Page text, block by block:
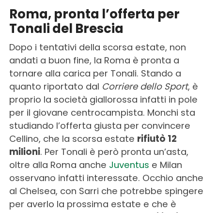
Roma, pronta l’offerta per
Tonali del Brescia
Dopo i tentativi della scorsa estate, non
andati a buon fine, la Roma è pronta a
tornare alla carica per Tonali. Stando a
quanto riportato dal Corriere dello Sport, è
proprio la società giallorossa infatti in pole
per il giovane centrocampista. Monchi sta
studiando l’offerta giusta per convincere
Cellino, che la scorsa estate rifiutò 12
milioni. Per Tonali è però pronta un’asta,
oltre alla Roma anche Juventus e Milan
osservano infatti interessate. Occhio anche
al Chelsea, con Sarri che potrebbe spingere
per averlo la prossima estate e che è